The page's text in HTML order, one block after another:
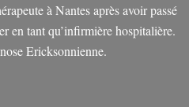
à Nantes après avoir passé
en tant qu’infirmière hospitalière.
Ericksonnienne.